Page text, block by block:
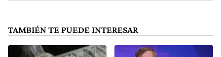
TAMBIÉN TE PUEDE INTERESAR